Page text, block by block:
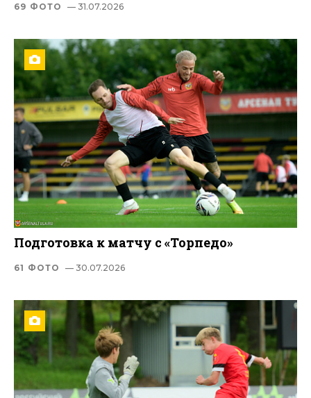
69 ФОТО — 31.07.2026
Подготовка к матчу с «Торпедо»
61 ФОТО — 30.07.2026